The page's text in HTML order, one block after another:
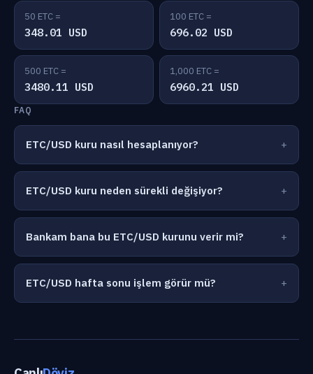
50 ETC =
348.01 USD
100 ETC =
696.02 USD
500 ETC =
3480.11 USD
1,000 ETC =
6960.21 USD
FAQ
ETC/USD kuru nasıl hesaplanıyor?
ETC/USD kuru neden sürekli değişiyor?
Bankam bana bu ETC/USD kurunu verir mi?
ETC/USD hafta sonu işlem görür mü?